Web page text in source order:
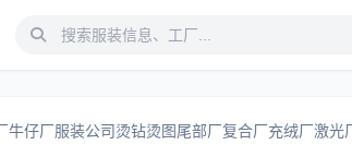
牛仔厂服装公司烫钻烫图尾部厂复合厂充绒厂激光